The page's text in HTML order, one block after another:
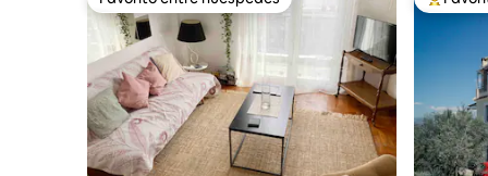
Favorito entre huéspedes